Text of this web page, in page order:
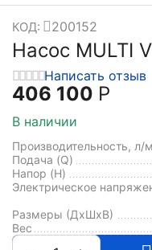
КОД: 200152
Насос MULTI
Написать отзыв
406 100 Р
В наличии
Производительность, л/
Подача (Q)
Напор (H)
Электрическое
Размеры (ДхШxВ)
Вес